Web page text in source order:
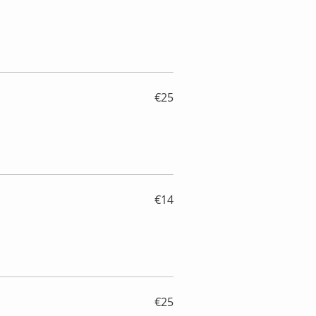
€25
€14
€25